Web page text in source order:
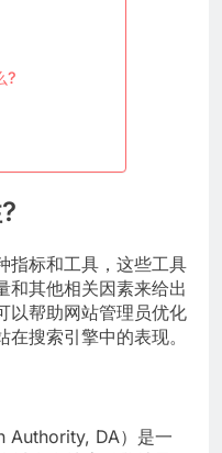
?
指标和工具，这些工具
和其他相关因素来给出
以帮助网站管理员优化
搜索引擎中的表现。
Authority, DA）是一